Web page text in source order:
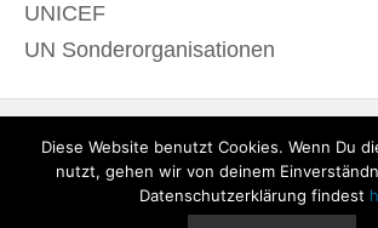
UNICEF
UN Sonderorganisationen
Diese Website benutzt Cookies. Wenn Du
nutzt, gehen wir von deinem
Datenschutzerklärung findest